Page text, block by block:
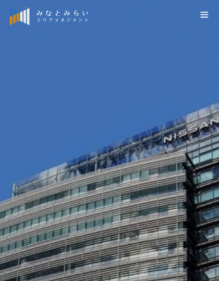
MM TOWN NEWS
みなとみらい21再発見
横浜みなとみらい21の取組
概要
定款
役員名簿
会員名簿
事業計画・収支予算
事業報告・計算書式
エリアマネジメントの推進
街づくり調整
防災対策
環境対策
文化・プロモーション
地域活性化の推進
これまでの事業
みなとみらい21の街づくり
みなとみらい21の立地・アクセス
みなとみらい21インフォメーション（PDF、動画）
みなとみらい21データベース
施設
中央地区
新港地区
メニューを閉じる